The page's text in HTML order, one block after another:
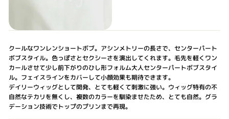
クールなワンレンショートボブ。アシンメトリーの長さで、センターパート
ボブスタイル。色っぽさとセクシーさを演出してくれます。毛先を軽くワン
カールさせて少し前下がりのひし形フォルム大人センターパートボブスタイ
ル。フェイスラインをカバーして小顔効果も期待できます。
デイリーウィッグとして開発、とても軽くて刺激に強い。ウィッグ特有の不
自然なテカリを無くし、複数のカラーを馴染ませたため、とても自然。グラ
デーション技術でトップのプリンまで再現。